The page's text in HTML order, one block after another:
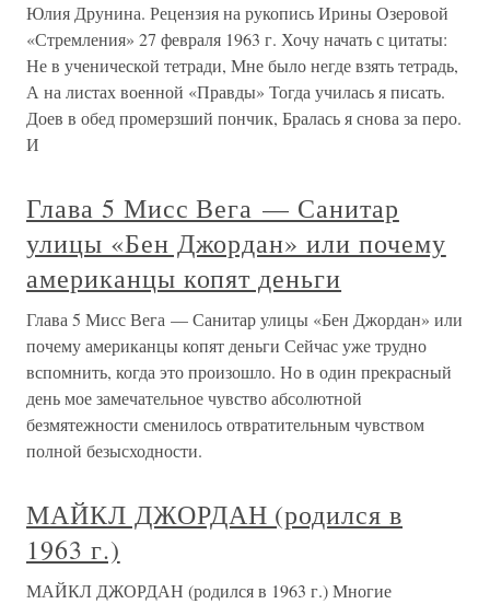
Юлия Друнина. Рецензия на рукопись Ирины Озеровой
«Стремления» 27 февраля 1963 г. Хочу начать с цитаты:
Не в ученической тетради, Мне было негде взять тетрадь,
А на листах военной «Правды» Тогда училась я писать.
Доев в обед промерзший пончик, Бралась я снова за перо.
И
Глава 5 Мисс Вега — Санитар
улицы «Бен Джордан» или почему
американцы копят деньги
Глава 5 Мисс Вега — Санитар улицы «Бен Джордан» или
почему американцы копят деньги Сейчас уже трудно
вспомнить, когда это произошло. Но в один прекрасный
день мое замечательное чувство абсолютной
безмятежности сменилось отвратительным чувством
полной безысходности.
МАЙКЛ ДЖОРДАН (родился в
1963 г.)
МАЙКЛ ДЖОРДАН (родился в 1963 г.) Многие